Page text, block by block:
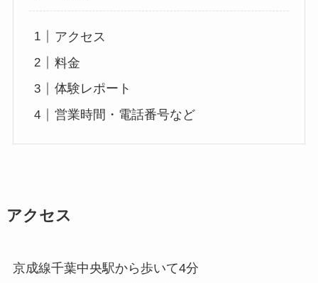
アクセス
料金
体験レポート
営業時間・電話番号など
アクセス
京成線千葉中央駅から歩いて4分